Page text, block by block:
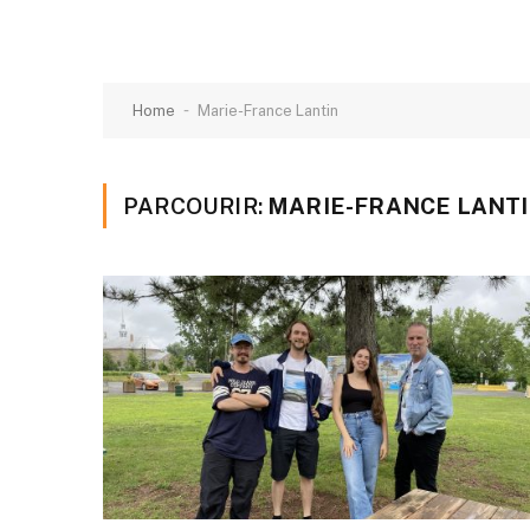
Home - Marie-France Lantin
PARCOURIR: MARIE-FRANCE